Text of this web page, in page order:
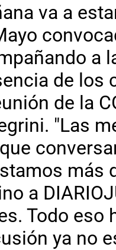
va a
a
de los
de la
"Las
más
a
Todo eso
ya no